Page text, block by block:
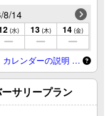
8/14
(水) 13 (木) 14 (金)
カレンダーの説明 …
ーサリープラン